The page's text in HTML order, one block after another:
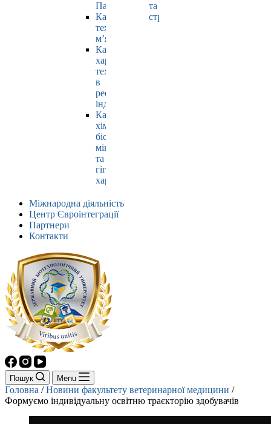
Павлюк
Кафедра
технології
м’яса
Кафедра
харчових
технологій
в
ресторанній
індустрії
Кафедра
хімії,
біохімії,
мікробіології
та
гігієни
харчування
та
страхування
Міжнародна діяльність
Центр Євроінтеграції
Партнери
Контакти
Пошук Menu
Головна /Новини факультету ветеринарної медицини /
Формуємо індивідуальну освітню траєкторію здобувачів